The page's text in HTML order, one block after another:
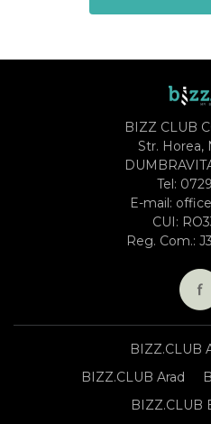
BIZZ CLUB
Str. Horea,
Tel:
E-mail:
CUI:
Reg. Com.:
BIZZ.CLUB
BIZZ.CLUB Arad
BIZZ.CLUB